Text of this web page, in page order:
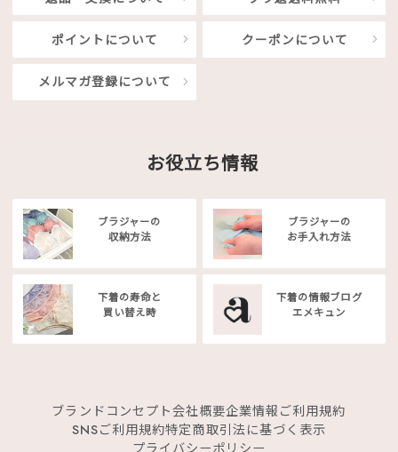
ポイントについて クーポンについて
メルマガ登録について
お役立ち情報
ブラジャーの
収納方法
ブラジャーの
お手入れ方法
下着の寿命と
買い替え時
下着の情報ブログ
エメキュン
ブランドコンセプト会社概要企業情報 ご利用規約
SNSご利用規約特定商取引法に基づく表示
プライバシーポリシー